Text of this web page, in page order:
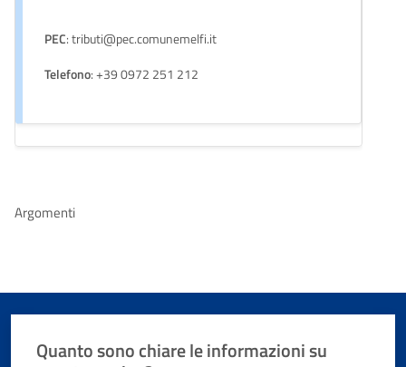
PEC: tributi@pec.comunemelfi.it
Telefono: +39 0972 251 212
Argomenti
Quanto sono chiare le informazioni su